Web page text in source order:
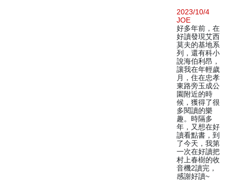
2023/10/4
JOE
好多年前，在
好讀發現艾西
莫夫的基地系
列，還有科小
說海伯利昂，
讓我在年輕歲
月，住在忠孝
東路旁玉成公
園附近的時
候，獲得了很
多閱讀的樂
趣。時隔多
年，又想在好
讀看點書，到
了今天，我第
一次在好讀把
村上春樹的收
音機2讀完，
感謝好讀~